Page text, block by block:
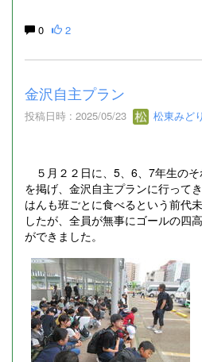
0 2
金沢自主プラン
投稿日時 : 2025/05/23 松東みど
５月２２日に、5、6、7年生の
を掲げ、金沢自主プランに行って
はんも班ごとに食べるという前代
したが、全員が無事にゴールの四
ができました。